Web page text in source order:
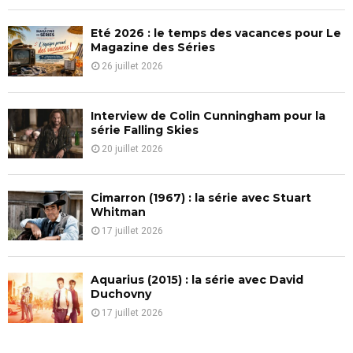
C
H
Eté 2026 : le temps des vacances pour Le
Magazine des Séries
26 juillet 2026
Interview de Colin Cunningham pour la
série Falling Skies
20 juillet 2026
Cimarron (1967) : la série avec Stuart
Whitman
17 juillet 2026
Aquarius (2015) : la série avec David
Duchovny
17 juillet 2026